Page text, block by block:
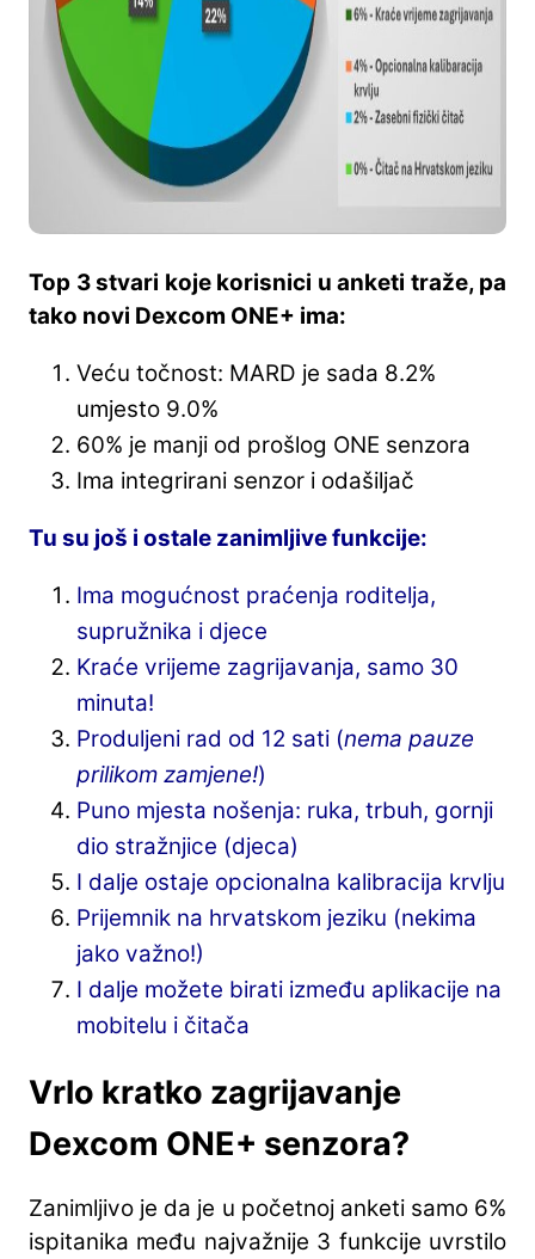
Top 3 stvari koje korisnici u anketi traže, pa
tako novi Dexcom ONE+ ima:
Veću točnost: MARD je sada 8.2%
umjesto 9.0%
60% je manji od prošlog ONE senzora
Ima integrirani senzor i odašiljač
Tu su još i ostale zanimljive funkcije:
Ima mogućnost praćenja roditelja,
supružnika i djece
Kraće vrijeme zagrijavanja, samo 30
minuta!
Produljeni rad od 12 sati (nema pauze
prilikom zamjene!)
Puno mjesta nošenja: ruka, trbuh, gornji
dio stražnjice (djeca)
I dalje ostaje opcionalna kalibracija krvlju
Prijemnik na hrvatskom jeziku (nekima
jako važno!)
I dalje možete birati između aplikacije na
mobitelu i čitača
Vrlo kratko zagrijavanje
Dexcom ONE+ senzora?
Zanimljivo je da je u početnoj anketi samo 6%
ispitanika među najvažnije 3 funkcije uvrstilo